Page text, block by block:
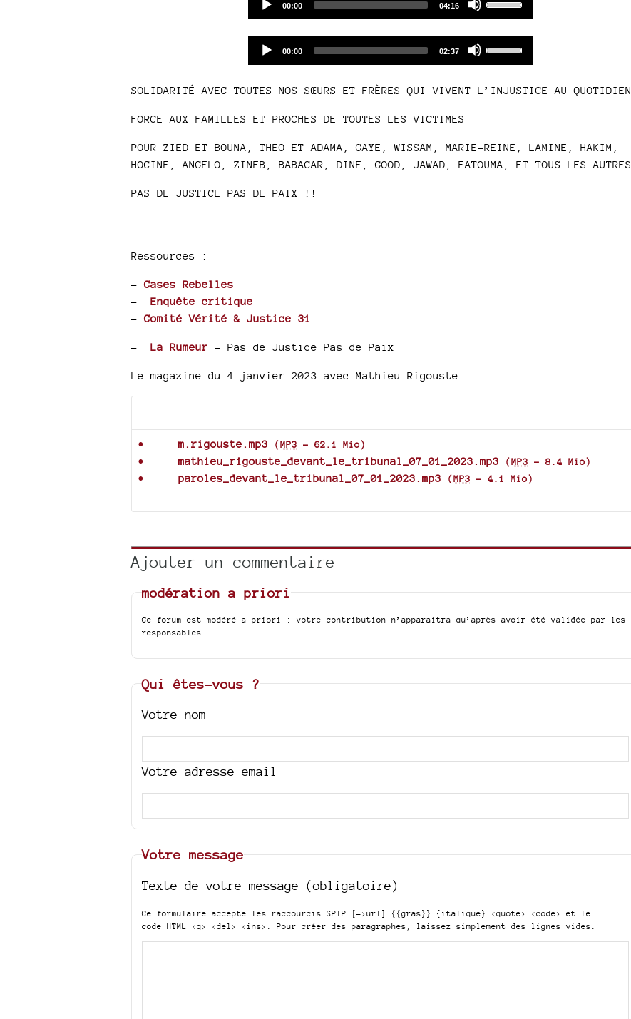
Current
00:00
Total
04:16
keys
to
Current
00:00
Total
02:37
keys
or
decrease
SOLIDARITÉ AVEC TOUTES NOS SŒURS ET FRÈRES QUI VIVENT L’INJUSTICE AU QUOTIDIEN
FORCE AUX FAMILLES ET PROCHES DE TOUTES LES VICTIMES
POUR ZIED ET BOUNA, THEO ET ADAMA, GAYE, WISSAM, MARIE-REINE, LAMINE, HAKIM,
HOCINE, ANGELO, ZINEB, BABACAR, DINE, GOOD, JAWAD, FATOUMA, ET TOUS LES AUTRES
PAS DE JUSTICE PAS DE PAIX !!
Ressources :
– Cases Rebelles
–
Enquête critique
– Comité Vérité & Justice 31
– La Rumeur - Pas de Justice Pas de Paix
Le magazine du 4 janvier 2023 avec Mathieu Rigouste .
m.rigouste.mp3 (MP3 - 62.1 Mio)
mathieu_rigouste_devant_le_tribunal_07_01_2023.mp3 (MP3 - 8.4 Mio)
paroles_devant_le_tribunal_07_01_2023.mp3 (MP3 - 4.1 Mio)
Ajouter un commentaire
modération a priori
Ce forum est modéré a priori : votre contribution n’apparaîtra qu’après avoir été validée par les
responsables.
Qui êtes-vous ?
Votre nom
Votre adresse email
Votre message
Texte de votre message (obligatoire)
Ce formulaire accepte les raccourcis SPIP [->url] {{gras}} {italique} <quote> <code>
et le
code HTML <q> <del> <ins> . Pour créer des paragraphes, laissez simplement des lignes vides.